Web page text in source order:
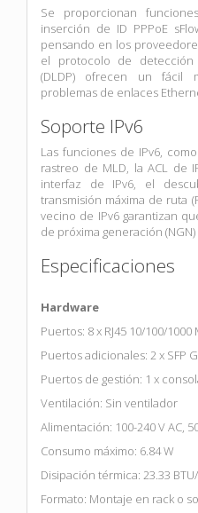
Se proporcionan
inserción de ID PPPoE
pensando en los
el protocolo de
(DLDP) ofrecen un fácil
problemas de enlaces
Soporte IPv6
Las funciones de IPv6,
rastreo de MLD, la ACL de
interfaz de IPv6, el
transmisión máxima de ruta
vecino de IPv6 garantizan
de próxima generación
Especificaciones
Hardware
Puertos: 8 x RJ45 10/100/1000
Puertos adicionales: 2 x SFP
Puertos de gestión: 1 x
Ventilación: Sin ventilador
Alimentación: 100-240 V AC,
Consumo máximo: 6.84 W
Disipación térmica: 23.33
Formato: Montaje en rack o